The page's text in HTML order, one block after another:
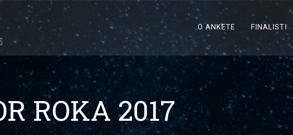
O ANKETE FINALISTI
ROKA 2017